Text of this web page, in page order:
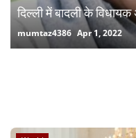
दिल्ली में बादली के
mumtaz4386 Apr 1, 2022